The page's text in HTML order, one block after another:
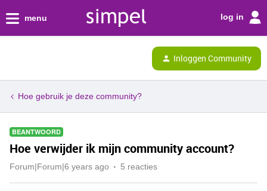
menu log in
Inloggen Community
Hoe gebruik je deze community?
BEANTWOORD
Hoe verwijder ik mijn community account?
Forum|Forum|6 years ago 5 reacties